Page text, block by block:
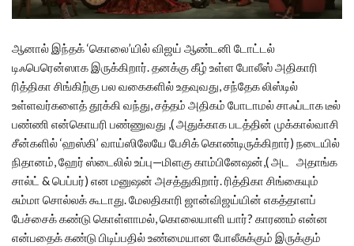
ஆனால் இந்தக் ‘கொலை’யில் விஜய் ஆண்டனி டோட்டல்
டிஃபெரென்ஸாக இருக்கிறார். தனக்கு கீழ் உள்ள போலீஸ் அதிகாரி
ரித்திகா சிங்கிற்கு பல வகைகளில் உதவுவது, சந்தேக லிஸ்டில்
உள்ளவர்களைத் தூக்கி வந்து, சத்தம் அதிகம் போடாமல் சாஃப்டாக டீல்
பண்ணி என்கொயரி பண்ணுவது ,( அதுக்காக படத்தின் முக்கால்வாசி
சீன்களில் ‘ஹஸ்கி’ வாய்ஸிலேயே பேசிக் கொண்டிருக்கிறார்) நடையில்
நிதானம், ஹேர் ஸ்டைலில் உப்பு—மிளகு காம்பினேஷன்,( அட அதாங்க
சால்ட் & பெப்பர்) என மனுஷன் அசத்துகிறார். ரித்திகா சிங்கையும்
சும்மா சொல்லக் கூடாது. மேலதிகாரி ஜான்விஜய்யின் எகத்தாளப்
பேச்சைக் கண்டு கொள்ளாமல், கொலையாளி யார்? காரணம் என்ன
என்பதைக் கண்டு பிடிப்பதில் உண்மையான போலீசுக்கும் இருக்கும்